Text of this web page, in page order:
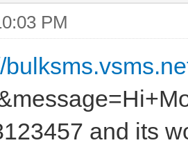
PM
and its